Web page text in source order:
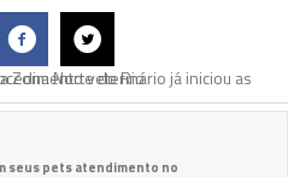
seus pets atendimento no